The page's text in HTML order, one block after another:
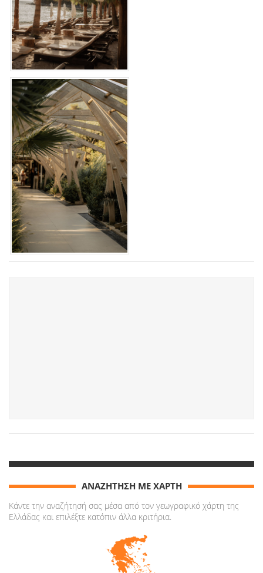
ΑΝΑΖΗΤΗΣΗ ΜΕ ΧΑΡΤΗ
Κάντε την αναζήτησή σας μέσα από τον γεωγραφικό χάρτη της
Ελλάδας και επιλέξτε κατόπιν άλλα κριτήρια.